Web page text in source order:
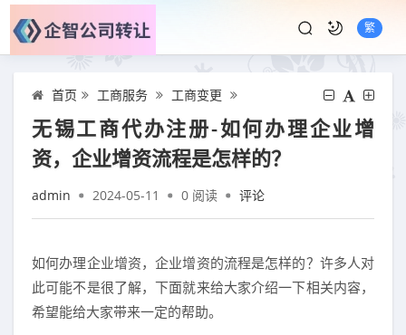
繁
首页 工商服务 工商变更
无锡工商代办注册-如何办理企业增
资，企业增资流程是怎样的？
admin 2024-05-11 0 阅读 评论
如何办理企业增资，企业增资的流程是怎样的？许多人对
此可能不是很了解，下面就来给大家介绍一下相关内容，
希望能给大家带来一定的帮助。